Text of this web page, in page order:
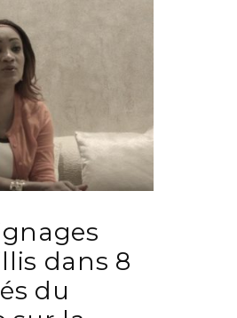
dans 8
du